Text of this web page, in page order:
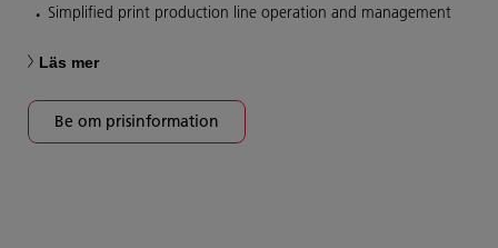
Simplified print production line operation and management
Läs mer
Be om prisinformation